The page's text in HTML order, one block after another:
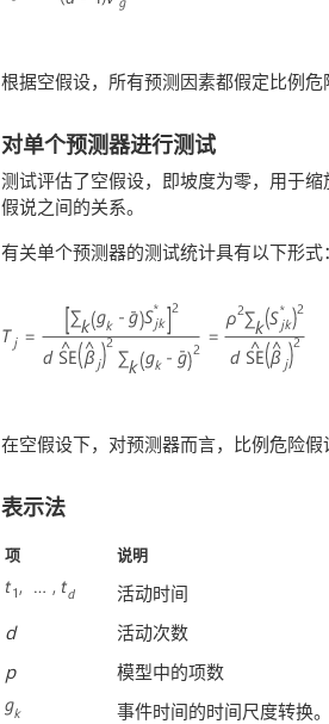
根据空假设，所有预测因素都假定比例危
对单个预测器进行测试
测试评估了空假设，即坡度为零，用于
假说之间的关系。
有关单个预测器的测试统计具有以下形式：
在空假设下，对预测器而言，比例危险假
表示法
项 说明
活动时间
d
活动次数
p
模型中的项数
事件时间的时间尺度转换